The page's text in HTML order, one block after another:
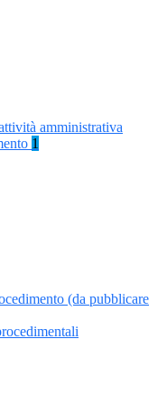
amministrativa
1
(da pubblicare